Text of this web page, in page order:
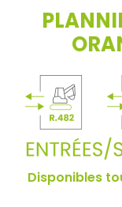
Disponibles